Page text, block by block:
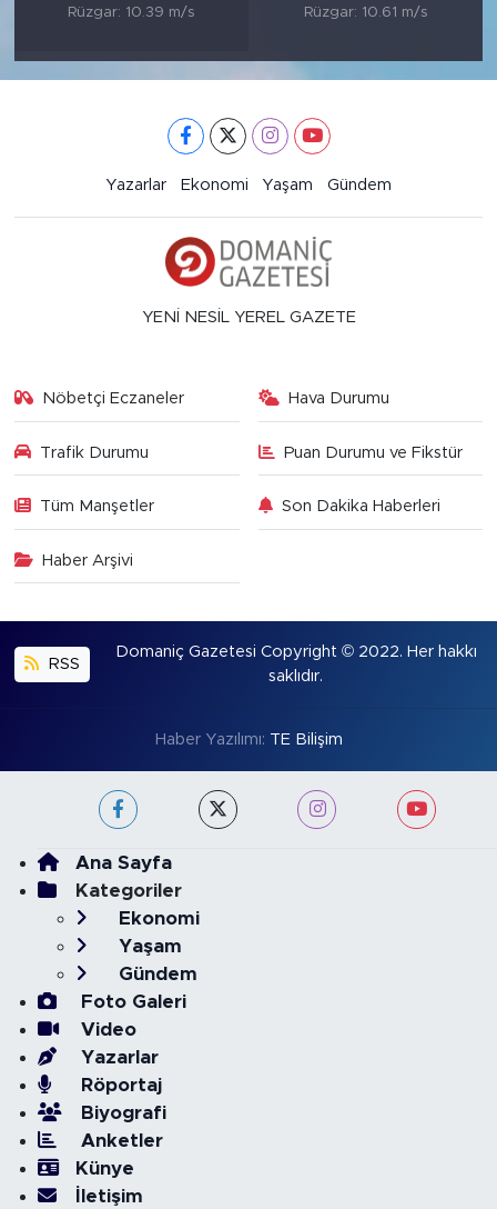
Rüzgar: 10.39 m/s
Rüzgar: 10.61 m/s
Yazarlar Ekonomi Yaşam Gündem
YENİ NESİL YEREL GAZETE
Nöbetçi Eczaneler Hava Durumu
Trafik Durumu Puan Durumu ve Fikstür
Tüm Manşetler Son Dakika Haberleri
Haber Arşivi
RSS
Domaniç Gazetesi Copyright © 2022. Her hakkı
saklıdır.
Haber Yazılımı: TE Bilişim
Ana Sayfa
Kategoriler
Ekonomi
Yaşam
Gündem
Foto Galeri
Video
Yazarlar
Röportaj
Biyografi
Anketler
Künye
İletişim